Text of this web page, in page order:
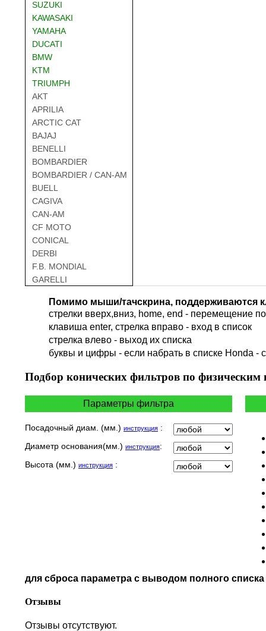
SUZUKI
KAWASAKI
YAMAHA
DUCATI
BMW
KTM
TRIUMPH
AKT
APRILIA
ARCTIC CAT
BAJAJ
BENELLI
BOMBARDIER
BOMBARDIER / CAN-AM
BUELL
CAGIVA
CAN-AM
CF MOTO
CONICAL
DERBI
F.B. MONDIAL
GARELLI
GILERA
HARLEY DAVIDSON
HERO
HUSQVARNA
HYOSUNG / KR MOTORS
INDIAN
KEEWAY
KYMCO
MBK
MOTO GUZZI
TVS
Помимо мыши/тачскрина, поддерживаются
стрелки вверх,вниз, home, end - перемещение
клавиша enter, стрелка вправо - вход в список
cтрелка влево - выход их списка
буквы и цифры - если набрать в списке Honda -
Подбор конических фильтров по физическим
Параметры фильтра
Посадочный диам. (мм.) инструкция :
Диаметр основания(мм.) инструкция:
Высота (мм.) инструкция :
для сброса параметра с выводом полного
Отзывы
Отзывы отсутствуют.